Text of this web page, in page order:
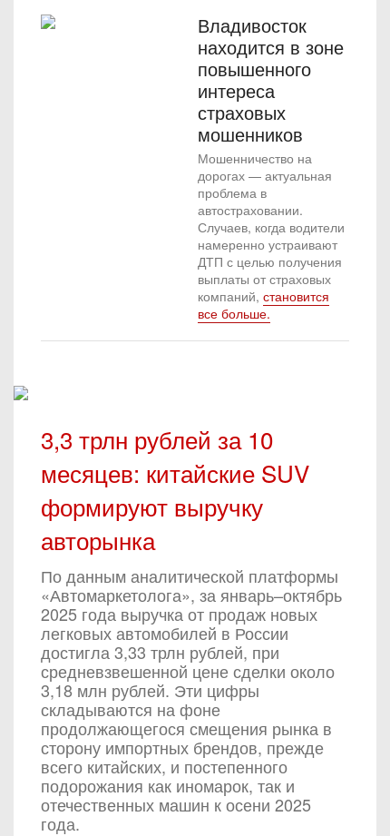
Владивосток
находится в зоне
повышенного
интереса
страховых
мошенников
Мошенничество на
дорогах — актуальная
проблема в
автостраховании.
Случаев, когда водители
намеренно устраивают
ДТП с целью получения
выплаты от страховых
компаний, становится
все больше.
3,3 трлн рублей за 10
месяцев: китайские SUV
формируют выручку
авторынка
По данным аналитической платформы
«Автомаркетолога», за январь–октябрь
2025 года выручка от продаж новых
легковых автомобилей в России
достигла 3,33 трлн рублей, при
средневзвешенной цене сделки около
3,18 млн рублей. Эти цифры
складываются на фоне
продолжающегося смещения рынка в
сторону импортных брендов, прежде
всего китайских, и постепенного
подорожания как иномарок, так и
отечественных машин к осени 2025
года.